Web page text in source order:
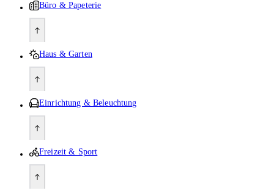
Büro & Papeterie
Haus & Garten
Einrichtung & Beleuchtung
Freizeit & Sport